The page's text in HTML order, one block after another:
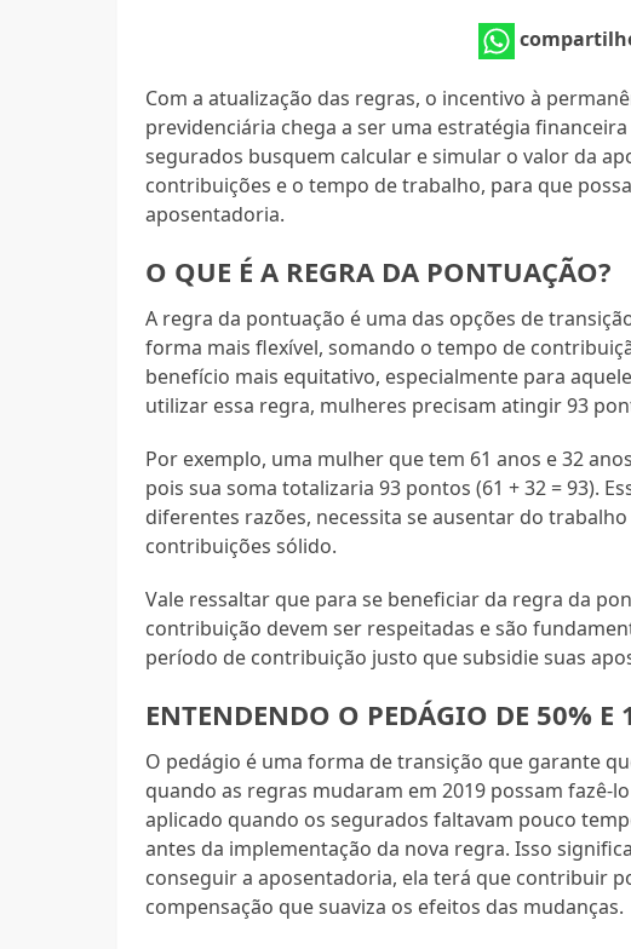
Com a atualização das regras, o incentivo à
previdenciária chega a ser uma estratégia
segurados busquem calcular e simular o valor da
contribuições e o tempo de trabalho, para que
aposentadoria.
O QUE É A REGRA DA PONTUAÇÃO?
A regra da pontuação é uma das opções de
forma mais flexível, somando o tempo de
benefício mais equitativo, especialmente para
utilizar essa regra, mulheres precisam atingir 93
Por exemplo, uma mulher que tem 61 anos e 32
pois sua soma totalizaria 93 pontos (61 + 32 = 93).
diferentes razões, necessita se ausentar do
contribuições sólido.
Vale ressaltar que para se beneficiar da regra da
contribuição devem ser respeitadas e são
período de contribuição justo que subsidie suas
ENTENDENDO O PEDÁGIO DE 50% E
O pedágio é uma forma de transição que garante
quando as regras mudaram em 2019 possam fazê-
aplicado quando os segurados faltavam pouco
antes da implementação da nova regra. Isso
conseguir a aposentadoria, ela terá que contribuir
compensação que suaviza os efeitos das mudanças.